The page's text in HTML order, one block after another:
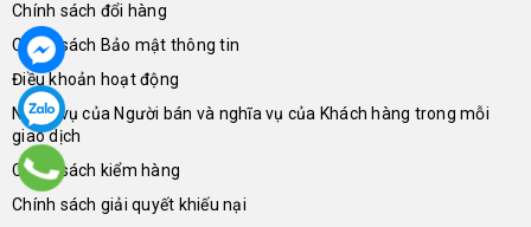
Chính sách đổi hàng
Chính sách Bảo mật thông tin
Điều khoản hoạt động
Nghĩa vụ của Người bán và nghĩa vụ của Khách hàng trong mỗi
giao dịch
Chính sách kiểm hàng
Chính sách giải quyết khiếu nại